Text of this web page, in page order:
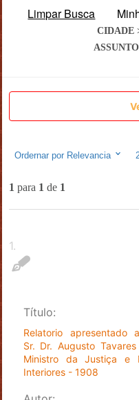
Limpar Busca
CIDADE
ASSUNTO
Ordernar por Relevancia
1 para 1 de 1
1.
Título:
Relatorio apresentado
Sr. Dr. Augusto
Ministro da Justiça e
Interiores - 1908